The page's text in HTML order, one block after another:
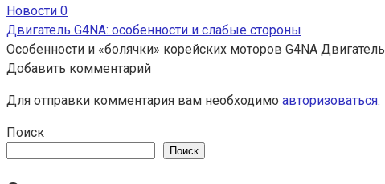
Новости 0
Двигатель G4NA: особенности и слабые стороны
Особенности и «болячки» корейских моторов G4NA
Добавить комментарий
Для отправки комментария вам необходимо авторизоваться.
Поиск
Поиск